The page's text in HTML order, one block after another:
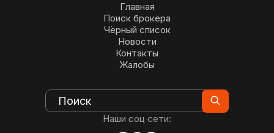
Главная
Поиск брокера
Чёрный список
Новости
Контакты
Жалобы
Наши соц сети: